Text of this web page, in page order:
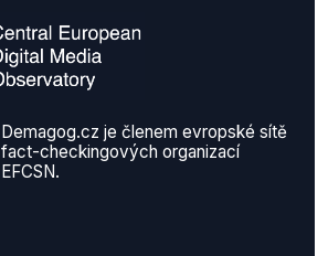
Demagog.cz je členem evropské sítě
fact-checkingových organizací
EFCSN.